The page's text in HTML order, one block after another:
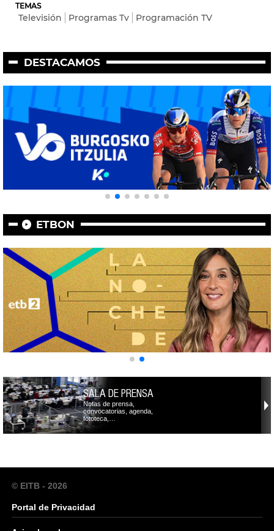
TEMAS
Televisión Programas Tv Programación TV
DESTACAMOS
ETBON
SALA DE PRENSA
Notas de prensa,
convocatorias, agenda,
fototeca,…
© EITB - 2026
Portal de Privacidad